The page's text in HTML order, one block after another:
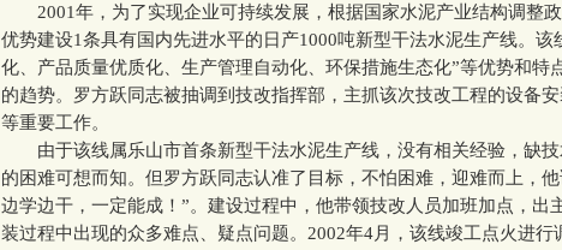
2001年，为了实现企业可持续发展，根据国家水泥产业结构调整
优势建设1条具有国内先进水平的日产1000吨新型干法水泥生产线。该
化、产品质量优质化、生产管理自动化、环保措施生态化”等优势和特
的趋势。罗方跃同志被抽调到技改指挥部，主抓该次技改工程的设备
等重要工作。
由于该线属乐山市首条新型干法水泥生产线，没有相关经验，缺技
的困难可想而知。但罗方跃同志认准了目标，不怕困难，迎难而上，他
边学边干，一定能成！”。建设过程中，他带领技改人员加班加点，出
装过程中出现的众多难点、疑点问题。2002年4月，该线竣工点火进行